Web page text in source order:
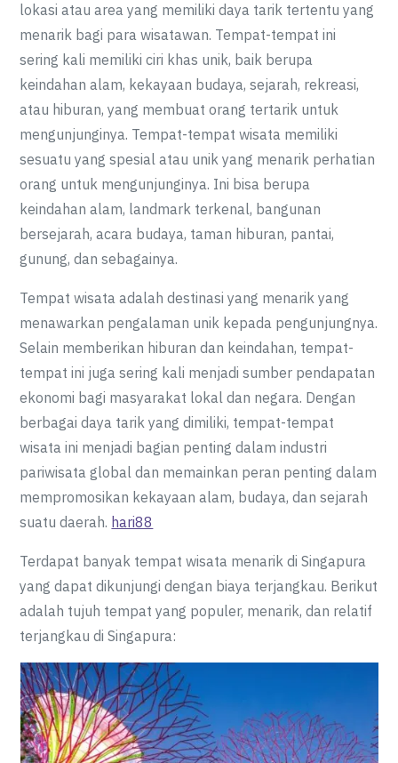
lokasi atau area yang memiliki daya tarik tertentu yang
menarik bagi para wisatawan. Tempat-tempat ini
sering kali memiliki ciri khas unik, baik berupa
keindahan alam, kekayaan budaya, sejarah, rekreasi,
atau hiburan, yang membuat orang tertarik untuk
mengunjunginya. Tempat-tempat wisata memiliki
sesuatu yang spesial atau unik yang menarik perhatian
orang untuk mengunjunginya. Ini bisa berupa
keindahan alam, landmark terkenal, bangunan
bersejarah, acara budaya, taman hiburan, pantai,
gunung, dan sebagainya.
Tempat wisata adalah destinasi yang menarik yang
menawarkan pengalaman unik kepada pengunjungnya.
Selain memberikan hiburan dan keindahan, tempat-
tempat ini juga sering kali menjadi sumber pendapatan
ekonomi bagi masyarakat lokal dan negara. Dengan
berbagai daya tarik yang dimiliki, tempat-tempat
wisata ini menjadi bagian penting dalam industri
pariwisata global dan memainkan peran penting dalam
mempromosikan kekayaan alam, budaya, dan sejarah
suatu daerah. hari88
Terdapat banyak tempat wisata menarik di Singapura
yang dapat dikunjungi dengan biaya terjangkau. Berikut
adalah tujuh tempat yang populer, menarik, dan relatif
terjangkau di Singapura: